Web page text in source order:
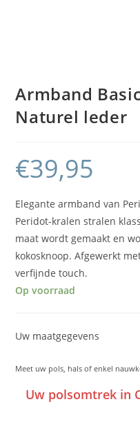
Armband
Naturel leder
€39,95
Elegante armband van
Peridot-kralen stralen
maat wordt gemaakt en
kokosknoop. Afgewerkt
verfijnde touch.
Op voorraad
Uw maatgegevens
Meet uw pols, hals of enkel
Uw polsomtrek in